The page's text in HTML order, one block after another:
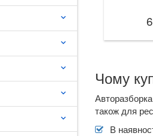
keyboard_arrow_down
keyboard_arrow_down
keyboard_arrow_down
keyboard_arrow_down
keyboard_arrow_down
Чому
також для
В